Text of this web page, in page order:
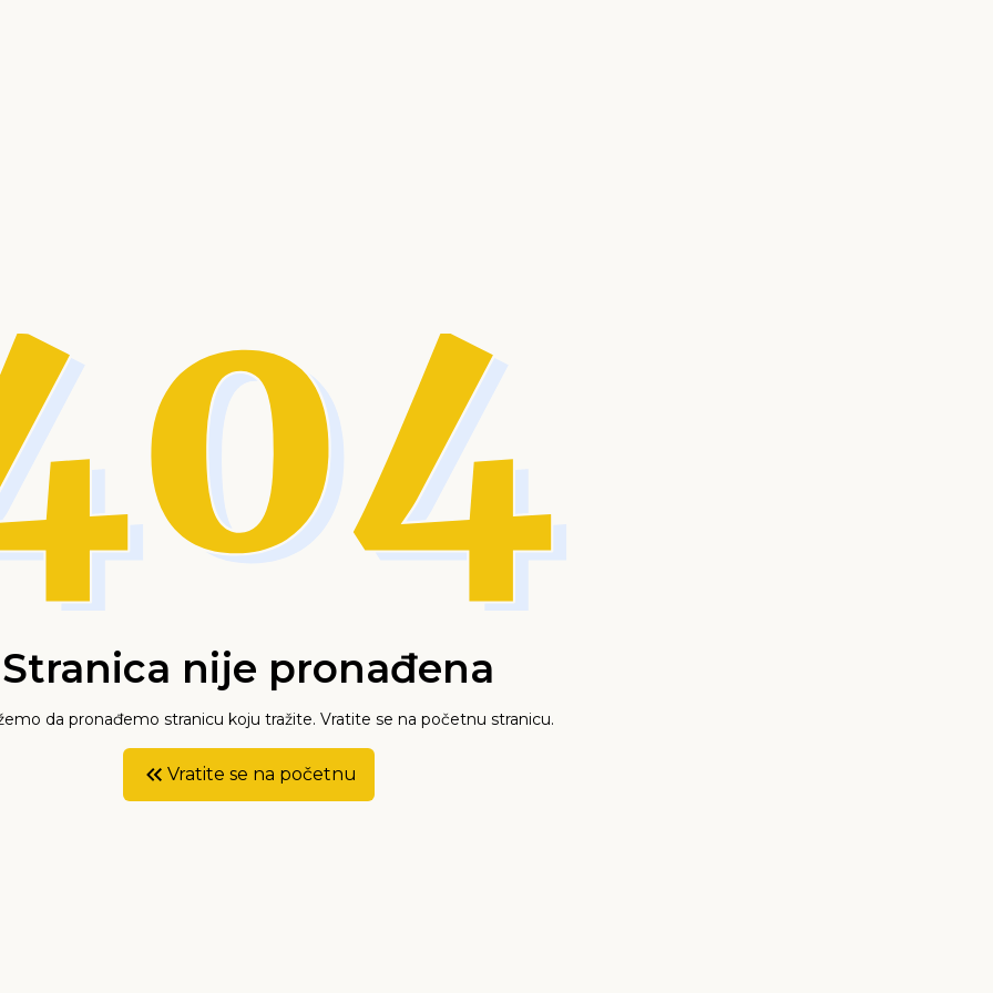
Stranica nije pronađena
da pronađemo stranicu koju tražite. Vratite se na početnu stranicu.
Vratite se na početnu